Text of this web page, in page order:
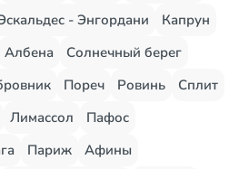
- Энгордани
Капрун
Албена
Солнечный берег
Пореч Ровинь
Сплит
Лимассол
Пафос
Париж
Афины